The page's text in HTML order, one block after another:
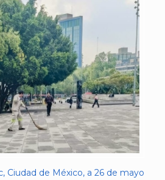
Ciudad de México, a 26 de mayo